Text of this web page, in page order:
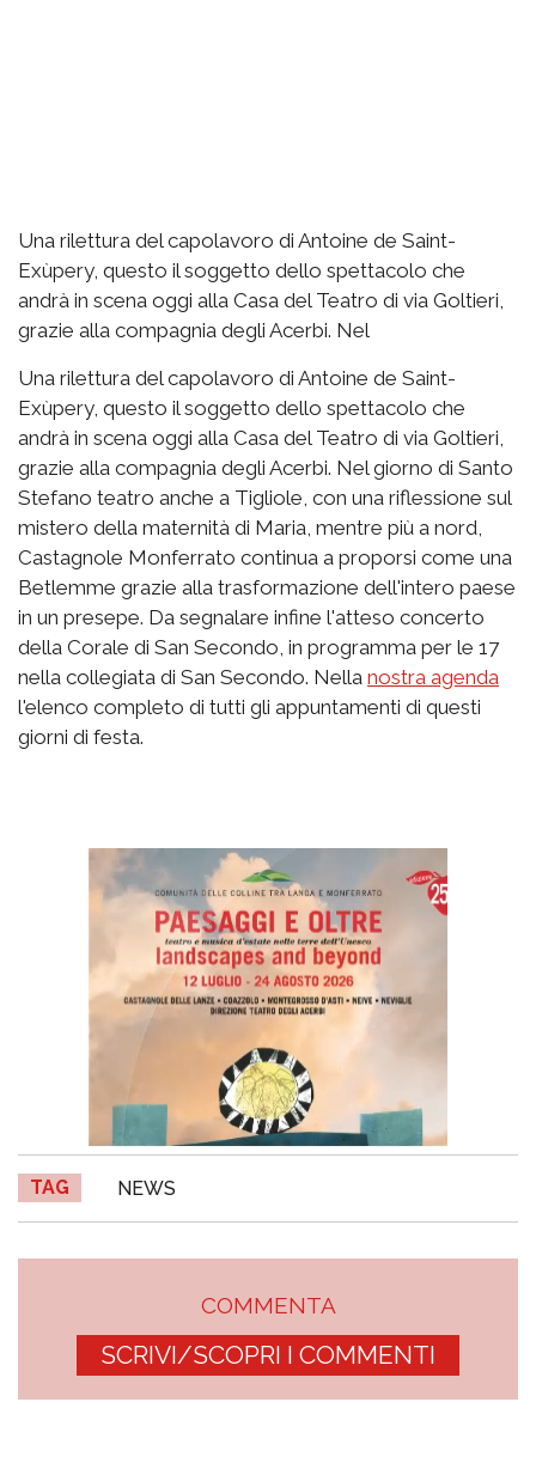
Una rilettura del capolavoro di Antoine de Saint-
Exùpery, questo il soggetto dello spettacolo che
andrà in scena oggi alla Casa del Teatro di via Goltieri,
grazie alla compagnia degli Acerbi. Nel
Una rilettura del capolavoro di Antoine de Saint-
Exùpery, questo il soggetto dello spettacolo che
andrà in scena oggi alla Casa del Teatro di via Goltieri,
grazie alla compagnia degli Acerbi. Nel giorno di Santo
Stefano teatro anche a Tigliole, con una riflessione sul
mistero della maternità di Maria, mentre più a nord,
Castagnole Monferrato continua a proporsi come una
Betlemme grazie alla trasformazione dell'intero paese
in un presepe. Da segnalare infine l'atteso concerto
della Corale di San Secondo, in programma per le 17
nella collegiata di San Secondo. Nella nostra agenda
l'elenco completo di tutti gli appuntamenti di questi
giorni di festa.
TAG NEWS
COMMENTA
SCRIVI/SCOPRI I COMMENTI